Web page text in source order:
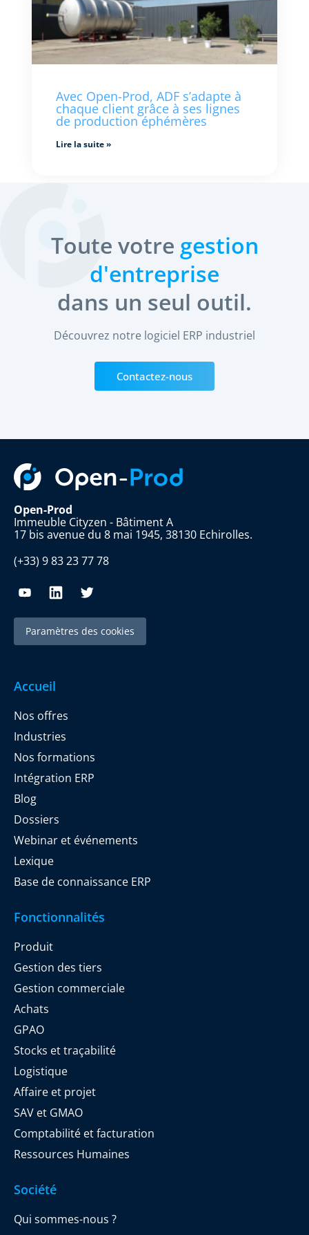
Avec Open-Prod, ADF s’adapte à
chaque client grâce à ses lignes
de production éphémères
Lire la suite »
Toute votre gestion
d'entreprise
dans un seul outil.
Découvrez notre logiciel ERP industriel
Contactez-nous
Open-Prod
Immeuble Cityzen - Bâtiment A
17 bis avenue du 8 mai 1945, 38130 Echirolles.
(+33) 9 83 23 77 78
Paramètres des cookies
Accueil
Nos offres
Industries
Nos formations
Intégration ERP
Blog
Dossiers
Webinar et événements
Lexique
Base de connaissance ERP
Fonctionnalités
Produit
Gestion des tiers
Gestion commerciale
Achats
GPAO
Stocks et traçabilité
Logistique
Affaire et projet
SAV et GMAO
Comptabilité et facturation
Ressources Humaines
Société
Qui sommes-nous ?